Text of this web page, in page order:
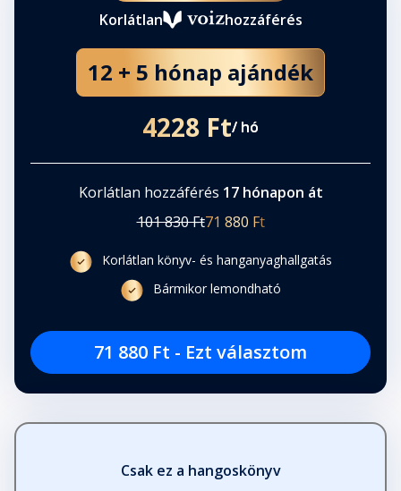
Korlátlan
hozzáférés
12 + 5 hónap ajándék
4228 Ft/ hó
Korlátlan hozzáférés 17 hónapon át
101 830 Ft71 880 Ft
Korlátlan könyv- és hanganyaghallgatás
Bármikor lemondható
71 880 Ft - Ezt választom
Csak ez a hangoskönyv